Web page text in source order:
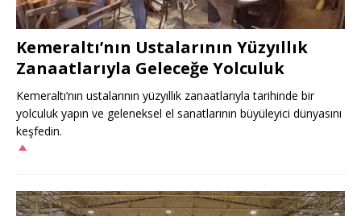
Kemeraltı’nın Ustalarının Yüzyıllık
Zanaatlarıyla Geleceğe Yolculuk
Kemeraltı’nın ustalarının yüzyıllık zanaatlarıyla tarihinde bir
yolculuk yapın ve geleneksel el sanatlarının büyüleyici dünyasını
keşfedin.